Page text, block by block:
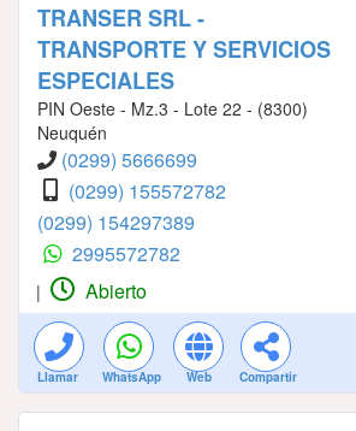
TRANSER SRL -
TRANSPORTE Y SERVICIOS
ESPECIALES
PIN Oeste - Mz.3 - Lote 22 - (8300)
Neuquén
(0299) 5666699
(0299) 155572782
(0299) 154297389
2995572782
| Abierto
Llamar WhatsApp Web Compartir